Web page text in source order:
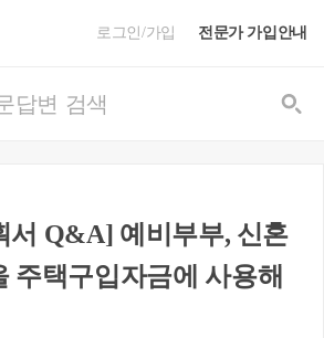
로그인/가입 전문가 가입안내
서 Q&A] 예비부부, 신혼
주택구입자금에 사용해